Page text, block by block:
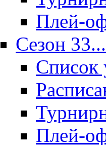
Плей-
Сезон 33...
Список
Плей-